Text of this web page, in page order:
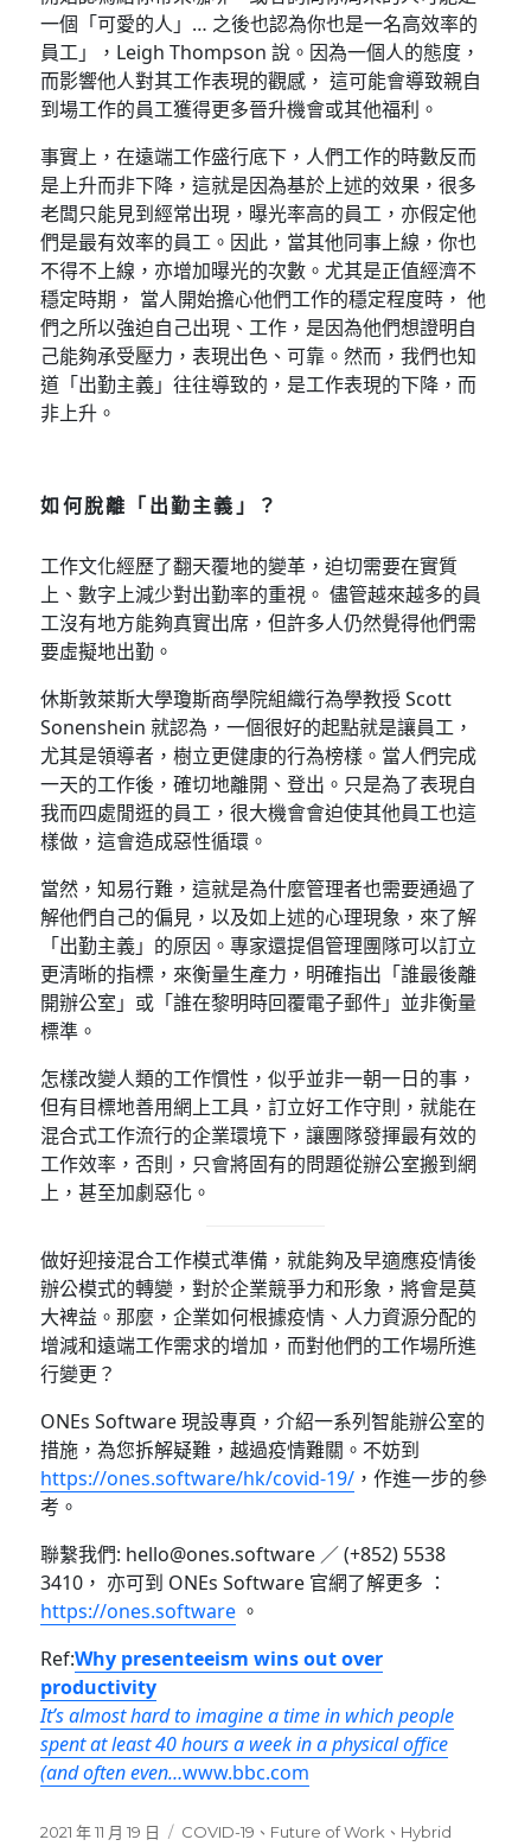
一個「可愛的人」… 之後也認為你也是一名高效率的
員工」，Leigh Thompson 說。因為一個人的態度，
而影響他人對其工作表現的觀感， 這可能會導致親自
到場工作的員工獲得更多晉升機會或其他福利。
事實上，在遠端工作盛行底下，人們工作的時數反而
是上升而非下降，這就是因為基於上述的效果，很多
老闆只能見到經常出現，曝光率高的員工，亦假定他
們是最有效率的員工。因此，當其他同事上線，你也
不得不上線，亦增加曝光的次數。尤其是正值經濟不
穩定時期， 當人開始擔心他們工作的穩定程度時， 他
們之所以強迫自己出現、工作，是因為他們想證明自
己能夠承受壓力，表現出色、可靠。然而，我們也知
道「出勤主義」往往導致的，是工作表現的下降，而
非上升。
如何脫離「出勤主義」？
工作文化經歷了翻天覆地的變革，迫切需要在實質
上、數字上減少對出勤率的重視。 儘管越來越多的員
工沒有地方能夠真實出席，但許多人仍然覺得他們需
要虛擬地出勤。
休斯敦萊斯大學瓊斯商學院組織行為學教授 Scott
Sonenshein 就認為，一個很好的起點就是讓員工，
尤其是領導者，樹立更健康的行為榜樣。當人們完成
一天的工作後，確切地離開、登出。只是為了表現自
我而四處閒逛的員工，很大機會會迫使其他員工也這
樣做，這會造成惡性循環。
當然，知易行難，這就是為什麼管理者也需要通過了
解他們自己的偏見，以及如上述的心理現象，來了解
「出勤主義」的原因。專家還提倡管理團隊可以訂立
更清晰的指標，來衡量生產力，明確指出「誰最後離
開辦公室」或「誰在黎明時回覆電子郵件」並非衡量
標準。
怎樣改變人類的工作慣性，似乎並非一朝一日的事，
但有目標地善用網上工具，訂立好工作守則，就能在
混合式工作流行的企業環境下，讓團隊發揮最有效的
工作效率，否則，只會將固有的問題從辦公室搬到網
上，甚至加劇惡化。
做好迎接混合工作模式準備，就能夠及早適應疫情後
辦公模式的轉變，對於企業競爭力和形象，將會是莫
大裨益。那麼，企業如何根據疫情、人力資源分配的
增減和遠端工作需求的增加，而對他們的工作場所進
行變更？
ONEs Software 現設專頁，介紹一系列智能辦公室的
措施，為您拆解疑難，越過疫情難關。不妨到
https://ones.software/hk/covid-19/ ，作進一步的參
考。
聯繫我們: hello@ones.software ／ (+852) 5538
3410， 亦可到 ONEs Software 官網了解更多 ：
https://ones.software 。
Ref:Why presenteeism wins out over
productivity
It’s almost hard to imagine a time in which people
spent at least 40 hours a week in a physical office
(and often even…www.bbc.com
發
2021 年 11 月 19 日
分
COVID-19 、 Future of Work 、 Hybrid